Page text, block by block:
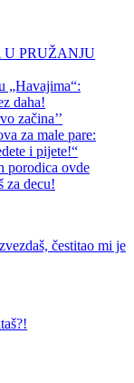
U PRUŽANJU
„Havajima“:
daha!
začina’’
za male pare:
i pijete!“
porodica ovde
za decu!
čestitao mi je